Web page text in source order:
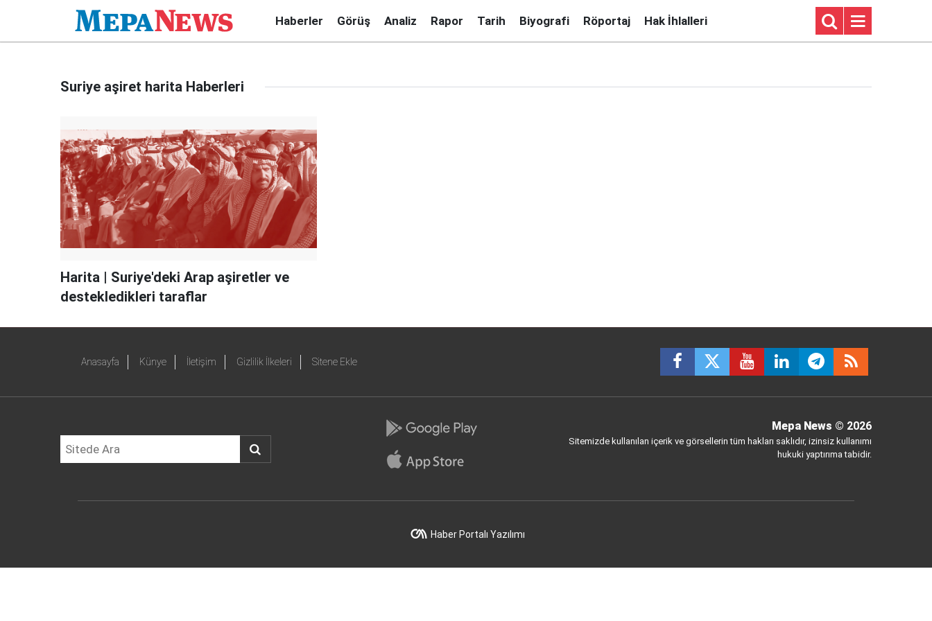
Haberler Görüş Analiz Rapor Tarih Biyografi Röportaj Hak İhlalleri
Suriye aşiret harita Haberleri
Harita | Suriye'deki Arap aşiretler ve
destekledikleri taraflar
Anasayfa Künye İletişim Gizlilik İlkeleri Sitene Ekle
Mepa News © 2026
Sitemizde kullanılan içerik ve görsellerin tüm hakları saklıdır, izinsiz kullanımı
hukuki yaptırıma tabidir.
Haber Portalı Yazılımı